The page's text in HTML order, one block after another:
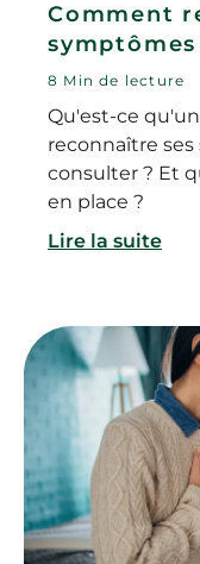
Comment
8 Min de lecture
Qu'est-ce
reconnaître
consulter ? Et
en place ?
Lire la suite